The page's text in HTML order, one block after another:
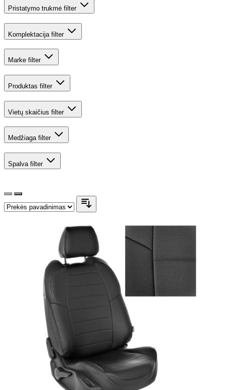
Pristatymo trukmė filter
Komplektacija filter
Marke filter
Produktas filter
Vietų skaičius filter
Medžiaga filter
Spalva filter